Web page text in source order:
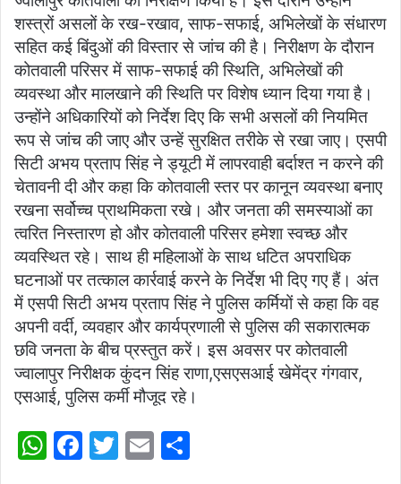
A
p
p
b
o
o
k
शस्त्रों असलों के रख-रखाव, साफ-सफाई, अभिलेखों के संधारण
सहित कई बिंदुओं की विस्तार से जांच की है। निरीक्षण के दौरान
कोतवाली परिसर में साफ-सफाई की स्थिति, अभिलेखों की
व्यवस्था और मालखाने की स्थिति पर विशेष ध्यान दिया गया है।
उन्होंने अधिकारियों को निर्देश दिए कि सभी असलों की नियमित
रूप से जांच की जाए और उन्हें सुरक्षित तरीके से रखा जाए। एसपी
सिटी अभय प्रताप सिंह ने ड्यूटी में लापरवाही बर्दाश्त न करने की
चेतावनी दी और कहा कि कोतवाली स्तर पर कानून व्यवस्था बनाए
रखना सर्वोच्च प्राथमिकता रखे। और जनता की समस्याओं का
त्वरित निस्तारण हो और कोतवाली परिसर हमेशा स्वच्छ और
व्यवस्थित रहे। साथ ही महिलाओं के साथ धटित अपराधिक
घटनाओं पर तत्काल कार्रवाई करने के निर्देश भी दिए गए हैं। अंत
में एसपी सिटी अभय प्रताप सिंह ने पुलिस कर्मियों से कहा कि वह
अपनी वर्दी, व्यवहार और कार्यप्रणाली से पुलिस की सकारात्मक
छवि जनता के बीच प्रस्तुत करें। इस अवसर पर कोतवाली
ज्वालापुर निरीक्षक कुंदन सिंह राणा,एसएसआई खेमेंद्र गंगवार,
एसआई, पुलिस कर्मी मौजूद रहे।
W F
T
E